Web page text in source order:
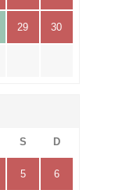
29 30
S D
5 6